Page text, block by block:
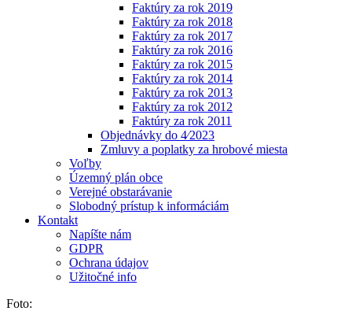
Faktúry za rok 2019
Faktúry za rok 2018
Faktúry za rok 2017
Faktúry za rok 2016
Faktúry za rok 2015
Faktúry za rok 2014
Faktúry za rok 2013
Faktúry za rok 2012
Faktúry za rok 2011
Objednávky do 4⁄2023
Zmluvy a poplatky za hrobové miesta
Voľby
Územný plán obce
Verejné obstarávanie
Slobodný prístup k informáciám
Kontakt
Napíšte nám
GDPR
Ochrana údajov
Užitočné info
Foto: